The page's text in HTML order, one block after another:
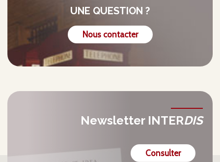
UNE QUESTION ?
Nous contacter
Newsletter INTERDIS
Consulter